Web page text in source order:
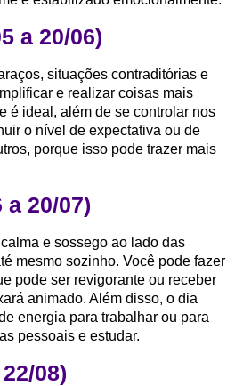
a 20/06)
situações contraditórias e
e realizar coisas mais
é ideal, além de se controlar nos
o nível de expectativa ou de
porque isso pode trazer mais
a 20/07)
e sossego ao lado das
mesmo sozinho. Você pode fazer
pode ser revigorante ou receber
animado. Além disso, o dia
energia para trabalhar ou para
pessoais e estudar.
08)